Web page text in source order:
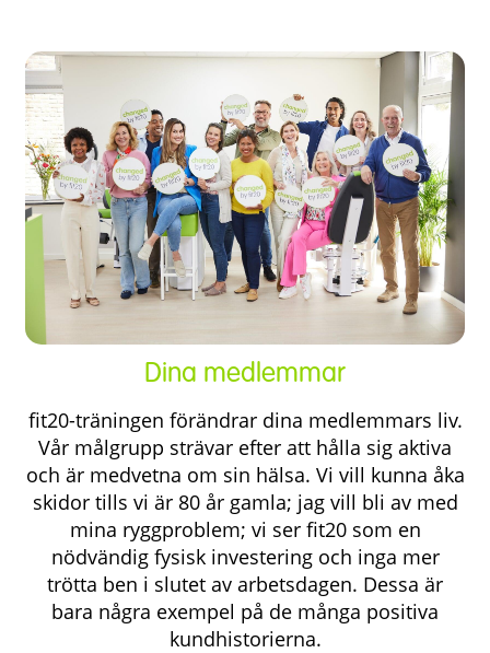
Dina medlemmar
fit20-träningen förändrar dina medlemmars liv.
Vår målgrupp strävar efter att hålla sig aktiva
och är medvetna om sin hälsa. Vi vill kunna åka
skidor tills vi är 80 år gamla; jag vill bli av med
mina ryggproblem; vi ser fit20 som en
nödvändig fysisk investering och inga mer
trötta ben i slutet av arbetsdagen. Dessa är
bara några exempel på de många positiva
kundhistorierna.